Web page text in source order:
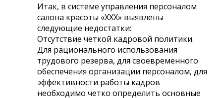
Итак, в системе управления персоналом
салона красоты «ХХХ» выявлены
следующие недостатки:
Отсутствие четкой кадровой политики.
Для рационального использования
трудового резерва, для своевременного
обеспечения организации персоналом, для
эффективности работы кадров
необходимо четко определить основные